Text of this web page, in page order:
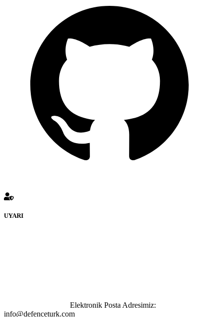
UYARI
Elektronik Posta Adresimiz:
info@defenceturk.com